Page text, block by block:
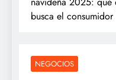
busca el
NEGOCIOS